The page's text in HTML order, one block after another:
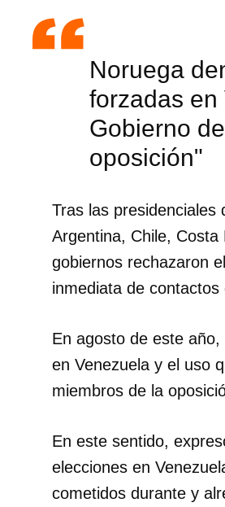
Noruega
forzadas en
Gobierno
oposición"
Tras las presidenciales
Argentina, Chile,
gobiernos rechazaron
inmediata de contactos
En agosto de este
en Venezuela y el uso
miembros de la
En este sentido,
elecciones en
cometidos durante y